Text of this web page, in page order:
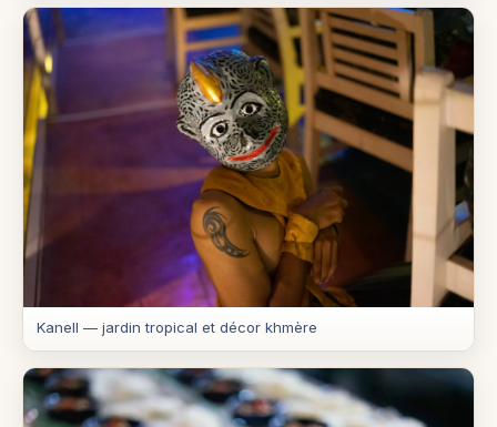
Kanell — jardin tropical et décor khmère